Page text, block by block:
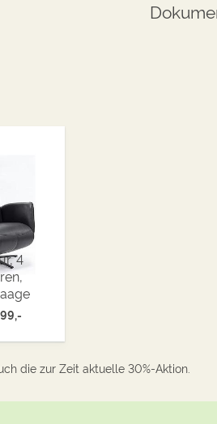
4
die zur Zeit aktuelle 30%-Aktion.